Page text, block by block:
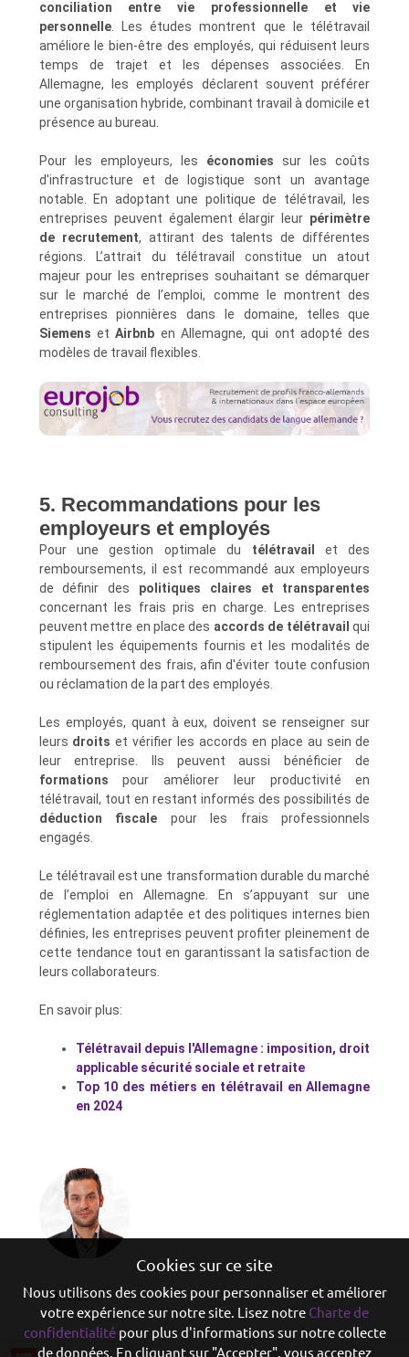
conciliation entre vie professionnelle et vie
personnelle. Les études montrent que le télétravail
améliore le bien-être des employés, qui réduisent leurs
temps de trajet et les dépenses associées. En
Allemagne, les employés déclarent souvent préférer
une organisation hybride, combinant travail à domicile et
présence au bureau.
Pour les employeurs, les économies sur les coûts
d'infrastructure et de logistique sont un avantage
notable. En adoptant une politique de télétravail, les
entreprises peuvent également élargir leur périmètre
de recrutement, attirant des talents de différentes
régions. L’attrait du télétravail constitue un atout
majeur pour les entreprises souhaitant se démarquer
sur le marché de l’emploi, comme le montrent des
entreprises pionnières dans le domaine, telles que
Siemens etAirbnb en Allemagne, qui ont adopté des
modèles de travail flexibles.
5. Recommandations pour les
employeurs et employés
Pour une gestion optimale du télétravail
et des
remboursements, il est recommandé aux employeurs
de définir des politiques claires et transparentes
concernant les frais pris en charge. Les entreprises
peuvent mettre en place des accords de télétravail qui
stipulent les équipements fournis et les modalités de
remboursement des frais, afin d'éviter toute confusion
ou réclamation de la part des employés.
Les employés, quant à eux, doivent se renseigner sur
leurs droits et vérifier les accords en place au sein de
leur entreprise. Ils peuvent aussi bénéficier de
formations pour améliorer leur productivité en
télétravail, tout en restant informés des possibilités de
déduction fiscale pour les frais professionnels
engagés.
Le télétravail est une transformation durable du marché
de l’emploi en Allemagne. En s’appuyant sur une
réglementation adaptée et des politiques internes bien
définies, les entreprises peuvent profiter pleinement de
cette tendance tout en garantissant la satisfaction de
leurs collaborateurs.
En savoir plus:
Télétravail depuis l'Allemagne : imposition, droit
applicable sécurité sociale et retraite
Top 10 des métiers en télétravail en Allemagne
en 2024
Olivier
Cookies sur ce site
Nous utilisons des cookies pour personnaliser et améliorer
votre expérience sur notre site. Lisez notre Charte de
confidentialitépour plus d'informations sur notre collecte
de données. En cliquant sur "Accepter", vous acceptez